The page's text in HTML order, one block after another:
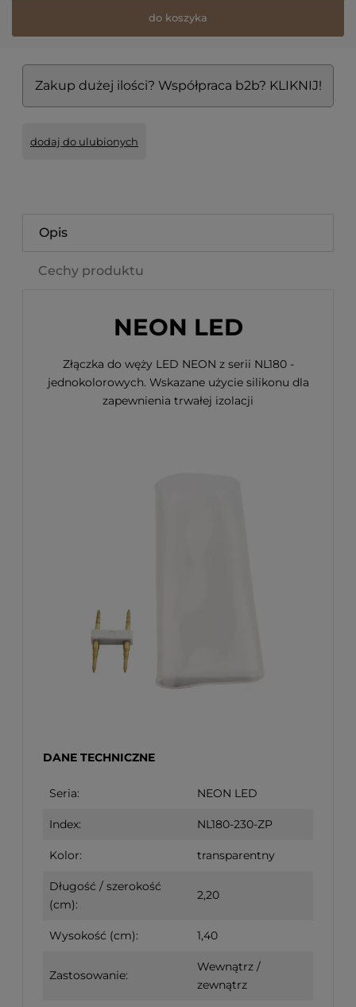
do koszyka
Zakup dużej ilości? Współpraca b2b? KLIKNIJ!
dodaj do ulubionych
Opis
Cechy produktu
NEON LED
Złączka do węży LED NEON z serii NL180 -
jednokolorowych. Wskazane użycie silikonu dla
zapewnienia trwałej izolacji
DANE TECHNICZNE
Seria: NEON LED
Index: NL180-230-ZP
Kolor: transparentny
Długość / szerokość
(cm):
2,20
Wysokość (cm): 1,40
Zastosowanie:
Wewnątrz /
zewnątrz